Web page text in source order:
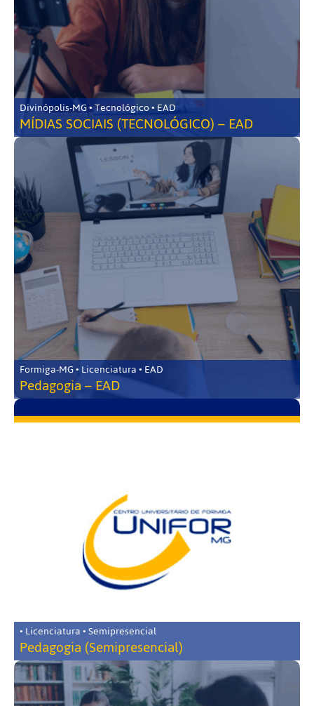
Divinópolis-MG • Tecnológico • EAD
MÍDIAS SOCIAIS (TECNOLÓGICO) – EAD
Formiga-MG • Licenciatura • EAD
Pedagogia – EAD
• Licenciatura • Semipresencial
Pedagogia (Semipresencial)